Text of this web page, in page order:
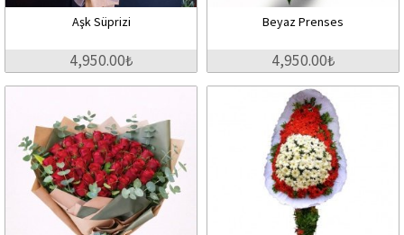
Aşk Süprizi
4,950.00₺
Beyaz Prenses
4,950.00₺